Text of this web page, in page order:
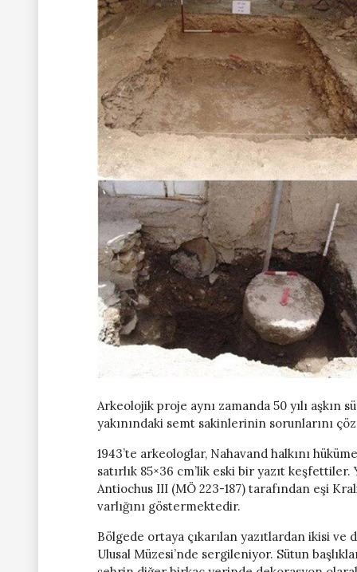
Arkeolojik proje aynı zamanda 50 yılı
yakınındaki semt sakinlerinin sorunlarını
1943’te arkeologlar, Nahavand halkını
satırlık 85×36 cm’lik eski bir yazıt keşfettiler.
Antiochus III (MÖ 223-187) tarafından eşi
varlığını göstermektedir.
Bölgede ortaya çıkarılan yazıtlardan ikisi
Ulusal Müzesi’nde sergileniyor. Sütun